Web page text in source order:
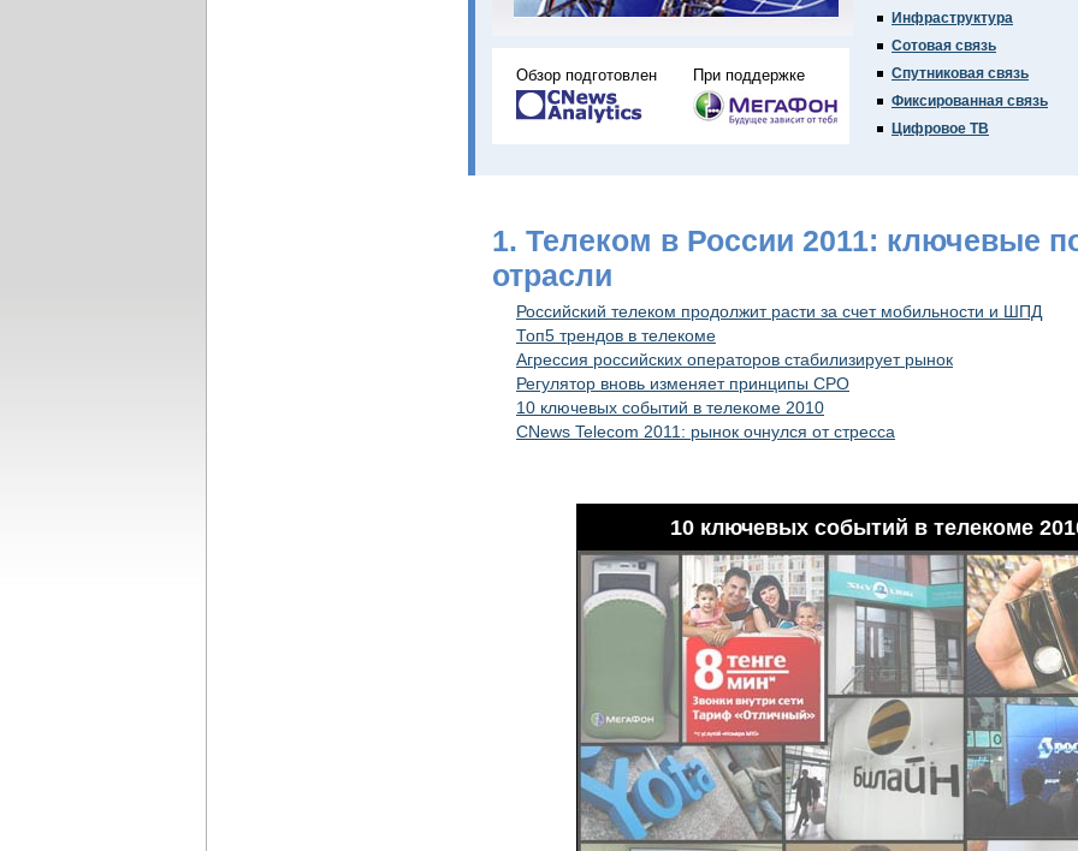
Обзор подготовлен При поддержке
Инфраструктура
Сотовая связь
Спутниковая связь
Фиксированная связь
Цифровое ТВ
1. Телеком в России 2011: ключевые
отрасли
Российский телеком продолжит расти за счет мобильности и ШПД
Топ5 трендов в телекоме
Агрессия российских операторов стабилизирует рынок
Регулятор вновь изменяет принципы СРО
10 ключевых событий в телекоме 2010
CNews Telecom 2011: рынок очнулся от стресса
10 ключевых событий в телекоме